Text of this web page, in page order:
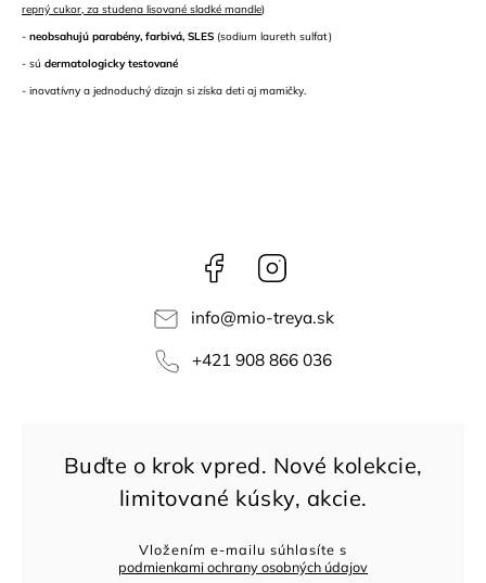
repný cukor, za studena lisované sladké mandle)
- neobsahujú parabény, farbivá, SLES (sodium laureth sulfat)
- sú dermatologicky testované
- inovatívny a jednoduchý dizajn si získa deti aj mamičky.
Facebook
info@mio-treya.sk
+421 908 866 036
Vložením e-mailu súhlasíte s
podmienkami ochrany osobných údajov